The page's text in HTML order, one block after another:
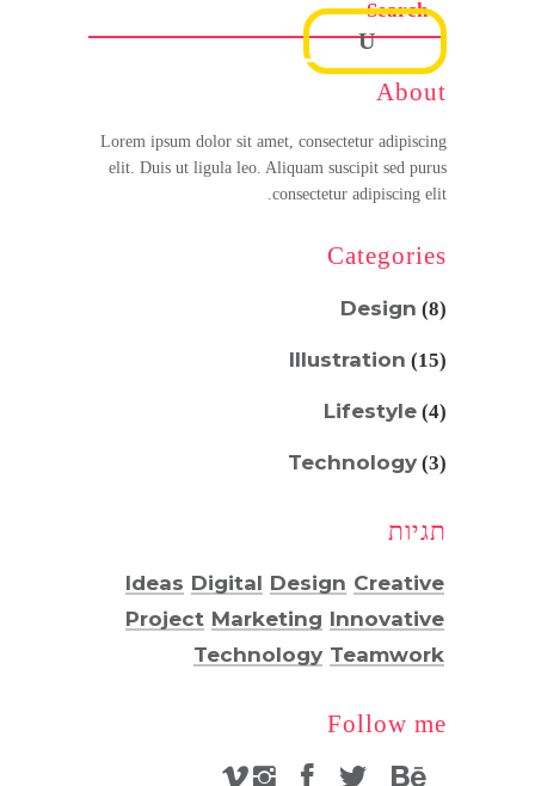
About
Lorem ipsum dolor sit amet, consectetur adipiscing
elit. Duis ut ligula leo. Aliquam suscipit sed purus
consectetur adipiscing elit.
Categories
Design (8)
Illustration (15)
Lifestyle (4)
Technology (3)
תגיות
Creative
Design
Digital
Ideas
Innovative
Marketing
Project
Teamwork
Technology
Follow me